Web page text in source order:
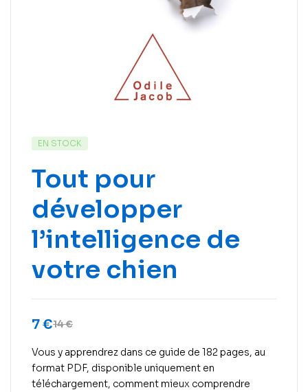
EN STOCK
Tout pour
développer
l’intelligence de
votre chien
14€
7€
Vous y apprendrez dans ce guide de 182 pages, au
format PDF, disponible uniquement en
téléchargement, comment mieux comprendre